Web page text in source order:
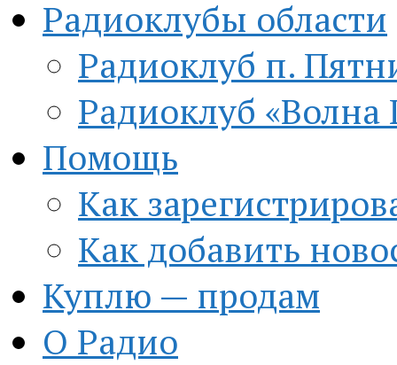
Радиоклубы области
Радиоклуб п.
Радиоклуб «Волна
Помощь
Как
Как добавить
Куплю — продам
О Радио